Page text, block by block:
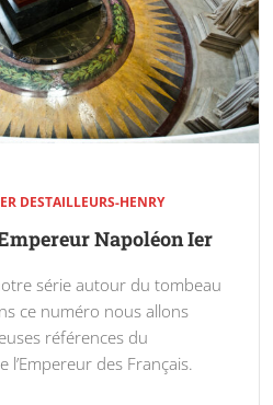
DESTAILLEURS-HENRY
Napoléon Ier
série autour du tombeau
ce numéro nous allons
références du
l’Empereur des Français.